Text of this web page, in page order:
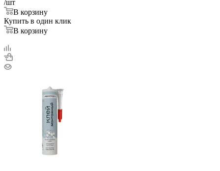
/шт
В корзину
Купить в один клик
В корзину